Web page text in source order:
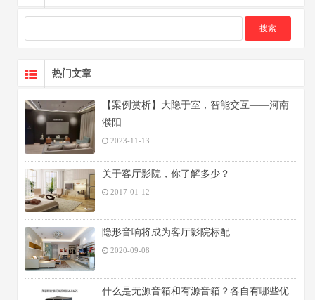
热门文章
【案例赏析】大隐于室，智能交互——河南
濮阳
2023-11-13
关于客厅影院，你了解多少？
2017-01-12
隐形音响将成为客厅影院标配
2020-09-08
什么是无源音箱和有源音箱？各自有哪些优